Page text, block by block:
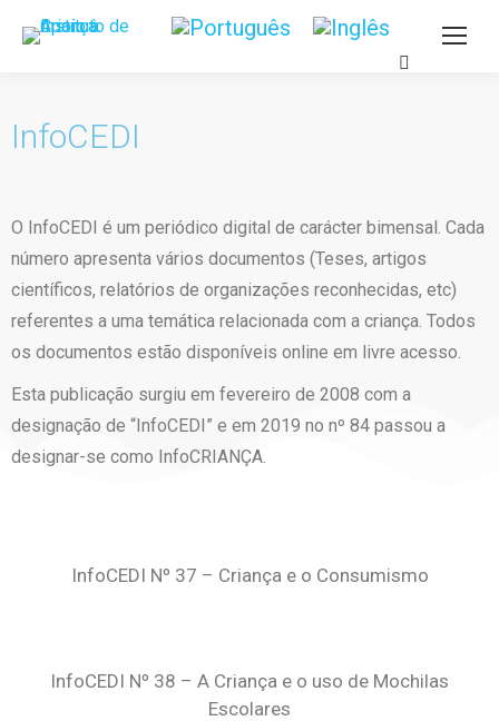
InfoCEDI
O InfoCEDI é um periódico digital de carácter bimensal. Cada
número apresenta vários documentos (Teses, artigos
científicos, relatórios de organizações reconhecidas, etc)
referentes a uma temática relacionada com a criança. Todos
os documentos estão disponíveis online em livre acesso.
Esta publicação surgiu em fevereiro de 2008 com a
designação de “InfoCEDI” e em 2019 no nº 84 passou a
designar-se como InfoCRIANÇA.
InfoCEDI Nº 37 – Criança e o Consumismo
InfoCEDI Nº 38 – A Criança e o uso de Mochilas
Escolares